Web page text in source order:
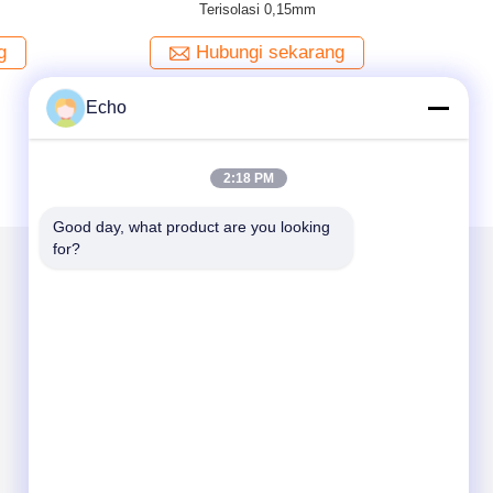
F Yellow 0.15mm Insulated TIW Wire
Hubungi sekarang
Echo
2:18 PM
Good day, what product are you looking
for?